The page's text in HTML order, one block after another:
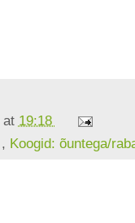
at 19:18
, Koogid: õuntega/